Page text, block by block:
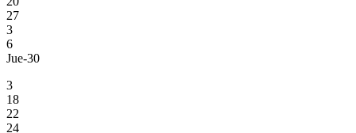
27
3
6
Jue-30
3
18
22
24